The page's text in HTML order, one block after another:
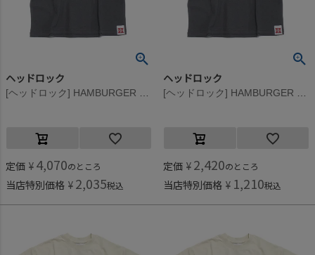
ヘッドロック
定価 ¥ 4,070のところ
当店特別価格 ¥ 2,035税込
ヘッドロック
定価 ¥ 2,420のところ
当店特別価格 ¥ 1,210税込